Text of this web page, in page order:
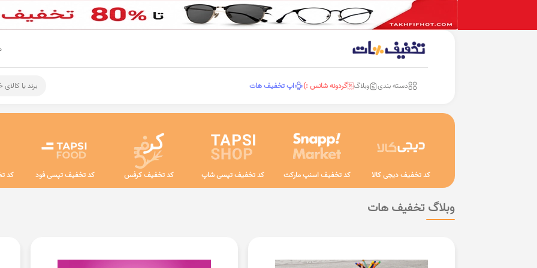
دسته بندی وبلاگ گردونه شانس :) اپ تخفیف هات برند یا
کد تخفیف دیجی کالا کد تخفیف اسنپ مارکت کد تخفیف تپسی شاپ کد تخفیف کرفس کد تخفیف تپسی فود کد
وبلاگ تخفیف هات